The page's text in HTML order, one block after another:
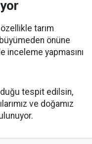
tarım
önüne
yapmasını
tespit edilsin,
ve doğamız